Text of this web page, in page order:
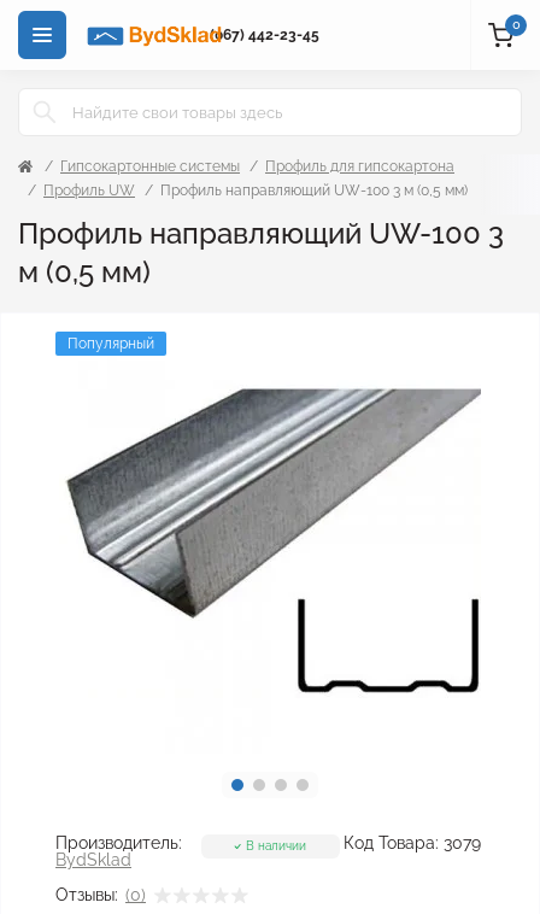
(067) 442-23-45
0
Гипсокартонные системы
Профиль для гипсокартона
Профиль UW
Профиль направляющий UW-100 3 м (0,5 мм)
Профиль направляющий UW-100 3
м (0,5 мм)
Популярный
Производитель:
BydSklad
Код Товара: 3079
Отзывы: (0)
В наличии